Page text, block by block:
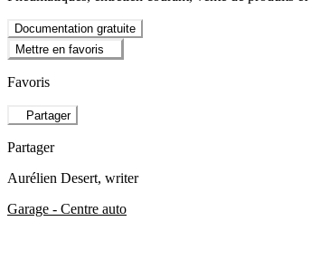
Documentation gratuite
Mettre en favoris
Favoris
Partager
Partager
Aurélien Desert, writer
Garage - Centre auto